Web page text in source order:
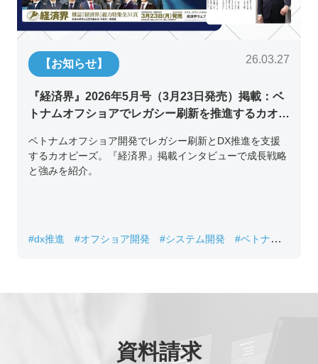
【お知らせ】 26.03.27
『経済界』2026年5月号（3月23日発売）掲載：ベ
トナムオフショアでレガシー刷新を推進するカオピ
ベトナムオフショア開発でレガシー刷新とDX推進を支援
するカオピーズ。『経済界』掲載インタビューで成長戦略
と強みを紹介。
#dx推進 #オフショア開発 #システム開発
#ベトナムIT
資料請求